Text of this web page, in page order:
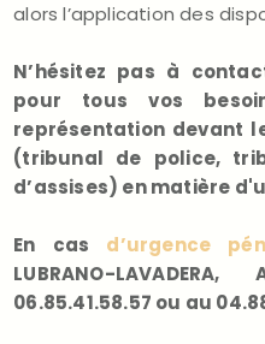
alors l’application des
N’hésitez pas à
pour tous vos
représentation devant
(tribunal de police,
d’assises) en matière
En cas d’urgence
LUBRANO-
06.85.41.58.57 ou au